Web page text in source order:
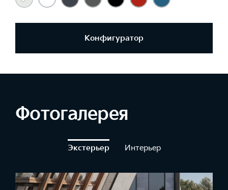
Конфигуратор
Фотогалерея
Экстерьер Интерьер